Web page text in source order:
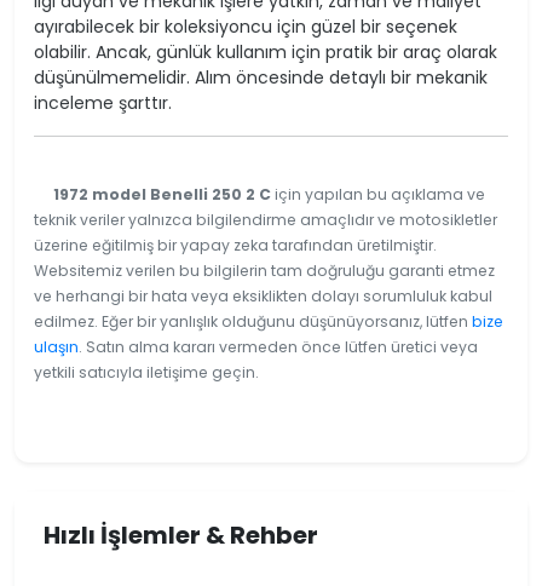
ayırabilecek bir koleksiyoncu için güzel bir seçenek
olabilir. Ancak, günlük kullanım için pratik bir araç olarak
düşünülmemelidir. Alım öncesinde detaylı bir mekanik
inceleme şarttır.
1972 model Benelli 250 2 C için yapılan bu açıklama ve
teknik veriler yalnızca bilgilendirme amaçlıdır ve motosikletler
üzerine eğitilmiş bir yapay zeka tarafından üretilmiştir.
Websitemiz verilen bu bilgilerin tam doğruluğu garanti etmez
ve herhangi bir hata veya eksiklikten dolayı sorumluluk kabul
edilmez. Eğer bir yanlışlık olduğunu düşünüyorsanız, lütfen bize
ulaşın. Satın alma kararı vermeden önce lütfen üretici veya
yetkili satıcıyla iletişime geçin.
Hızlı İşlemler & Rehber